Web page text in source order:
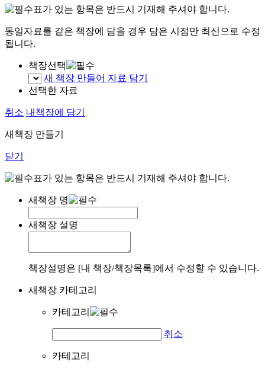
표가 있는 항목은 반드시 기재해 주셔야 합니다.
동일자료를 같은 책장에 담을 경우 담은 시점만 최신으로 수정
됩니다.
책장선택
새 책장 만들어 자료 담기
선택한 자료
취소 내책장에 담기
새책장 만들기
닫기
표가 있는 항목은 반드시 기재해 주셔야 합니다.
새책장 명
새책장 설명
책장설명은 [내 책장/책장목록]에서 수정할 수 있습니다.
새책장 카테고리
카테고리
취소
카테고리